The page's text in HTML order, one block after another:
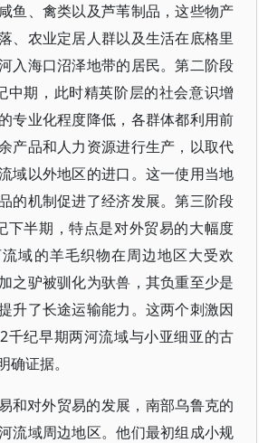
鱼、禽类以及芦苇制品，这些物产
、农业定居人群以及生活在底格里
入海口沼泽地带的居民。第二阶段
中期，此时精英阶层的社会意识增
专业化程度降低，各群体都利用前
产品和人力资源进行生产，以取代
域以外地区的进口。这一使用当地
的机制促进了经济发展。第三阶段
下半期，特点是对外贸易的大幅度
域的羊毛织物在周边地区大受欢
之驴被驯化为驮兽，其负重至少是
升了长途运输能力。这两个刺激因
千纪早期两河流域与小亚细亚的古
确证据。
和对外贸易的发展，南部乌鲁克的
流域周边地区。他们最初组成小规